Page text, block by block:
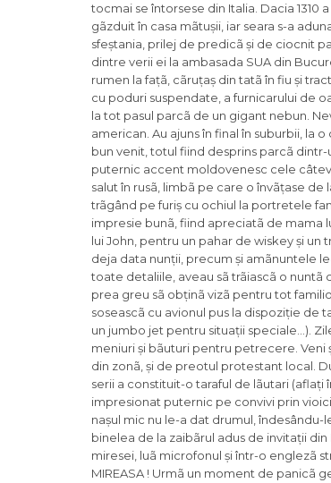
tocmai se întorsese din Italia. Dacia 1310
gãzduit în casa mãtușii, iar seara s-a
sfeștania, prilej de predicã și de ciocnit
dintre verii ei la ambasada SUA din
rumen la fațã, cãruțaș din tatã în fiu și
cu poduri suspendate, a furnicarului de
la tot pasul parcã de un gigant nebun.
american. Au ajuns în final în suburbii, la
bun venit, totul fiind desprins parcã
puternic accent moldovenesc cele
salut în rusã, limbã pe care o învãțase de
trãgând pe furiș cu ochiul la portretele
impresie bunã, fiind apreciatã de mama
lui John, pentru un pahar de wiskey și
deja data nunții, precum și amãnuntele
toate detaliile, aveau sã trãiascã o nuntã
prea greu sã obținã vizã pentru tot
soseascã cu avionul pus la dispoziție de
un jumbo jet pentru situații speciale…).
meniuri și bãuturi pentru petrecere.
din zonã, și de preotul protestant local.
serii a constituit-o taraful de lãutari (aflați
impresionat puternic pe convivi prin
nașul mic nu le-a dat drumul,
binelea de la zaibãrul adus de invitații
miresei, luã microfonul și într-o englezã
MIREASA ! Urmã un moment de panicã